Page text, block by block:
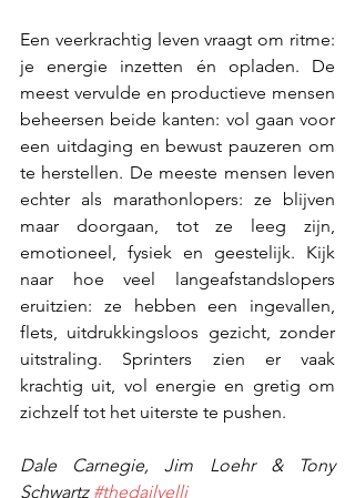
Een veerkrachtig leven vraagt om ritme:
je energie inzetten én opladen. De
meest vervulde en productieve mensen
beheersen beide kanten: vol gaan voor
een uitdaging en bewust pauzeren om
te herstellen. De meeste mensen leven
echter als marathonlopers: ze blijven
maar doorgaan, tot ze leeg zijn,
emotioneel, fysiek en geestelijk. Kijk
naar hoe veel langeafstandslopers
eruitzien: ze hebben een ingevallen,
flets, uitdrukkingsloos gezicht, zonder
uitstraling. Sprinters zien er vaak
krachtig uit, vol energie en gretig om
zichzelf tot het uiterste te pushen.
Dale Carnegie, Jim Loehr & Tony
Schwartz #thedailyelli